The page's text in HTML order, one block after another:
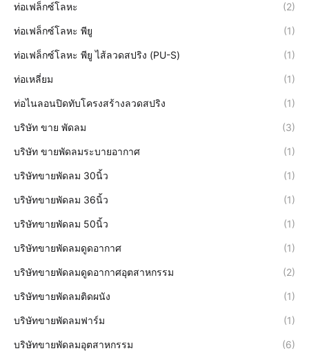
ท่อเฟล็กซ์โลหะ (2)
ท่อเฟล็กซ์โลหะ พียู (1)
ท่อเฟล็กซ์โลหะ พียู ไส้ลวดสปริง (PU-S) (1)
ท่อเหลี่ยม (1)
ท่อไนลอนปิดทับโครงสร้างลวดสปริง (1)
บริษัท ขาย พัดลม (3)
บริษัท ขายพัดลมระบายอากาศ (1)
บริษัทขายพัดลม 30นิ้ว (1)
บริษัทขายพัดลม 36นิ้ว (1)
บริษัทขายพัดลม 50นิ้ว (1)
บริษัทขายพัดลมดูดอากาศ (1)
บริษัทขายพัดลมดูดอากาศอุตสาหกรรม (2)
บริษัทขายพัดลมติดผนัง (1)
บริษัทขายพัดลมฟาร์ม (1)
บริษัทขายพัดลมอุตสาหกรรม (6)